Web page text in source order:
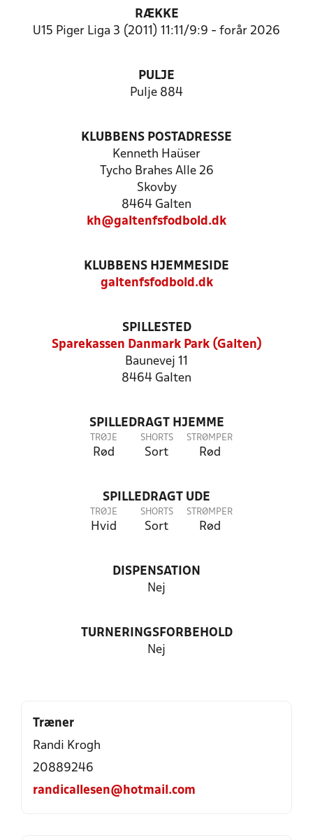
RÆKKE
U15 Piger Liga 3 (2011) 11:11/9:9 - forår 2026
PULJE
Pulje 884
KLUBBENS POSTADRESSE
Kenneth Haüser
Tycho Brahes Alle 26
Skovby
8464 Galten
kh@galtenfsfodbold.dk
KLUBBENS HJEMMESIDE
galtenfsfodbold.dk
SPILLESTED
Sparekassen Danmark Park (Galten)
Baunevej 11
8464 Galten
SPILLEDRAGT HJEMME
TRØJE
Rød
SHORTS
Sort
STRØMPER
Rød
SPILLEDRAGT UDE
TRØJE
Hvid
SHORTS
Sort
STRØMPER
Rød
DISPENSATION
Nej
TURNERINGSFORBEHOLD
Nej
Træner
Randi Krogh
20889246
randicallesen@hotmail.com